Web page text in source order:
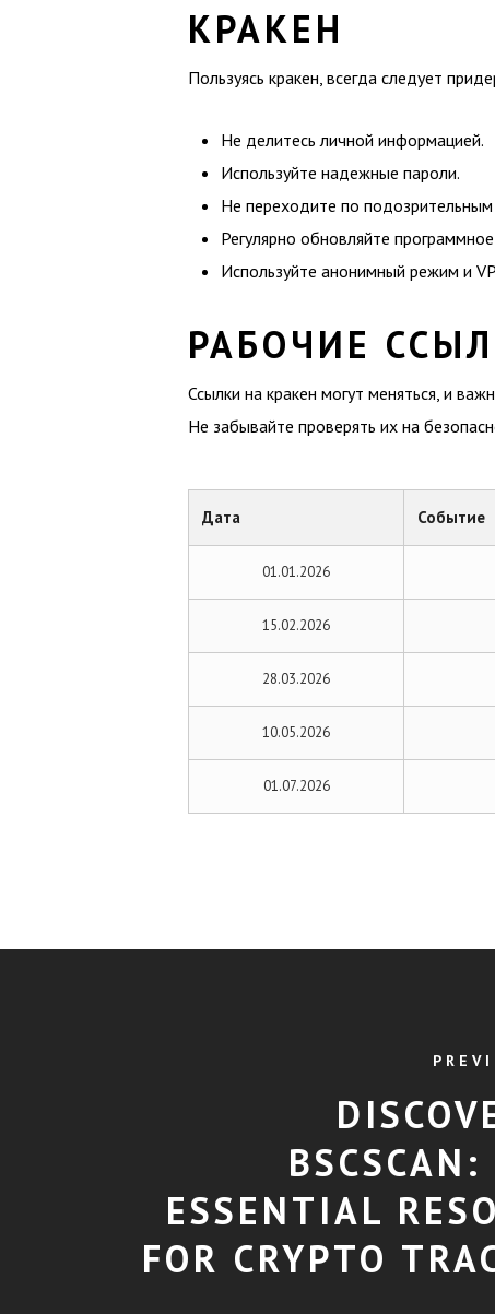
КРАКЕН
Пользуясь кракен, всегда следует
Не делитесь личной информацией.
Используйте надежные пароли.
Не переходите по подозрительным
Регулярно обновляйте
Используйте анонимный режим и
РАБОЧИЕ
Ссылки на кракен могут меняться, и
Не забывайте проверять их на
Дата Событие
01.01.2026
15.02.2026
28.03.2026
10.05.2026
01.07.2026
BSCSCAN:
ESSENTIAL
FOR CRYPTO